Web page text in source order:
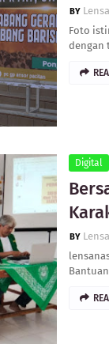
Foto
dengan
Digital